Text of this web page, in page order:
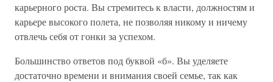
карьерного роста. Вы стремитесь к власти, должностям и
карьере высокого полета, не позволяя никому и ничему
отвлечь себя от гонки за успехом.
Большинство ответов под буквой «б». Вы уделяете
достаточно времени и внимания своей семье, так как